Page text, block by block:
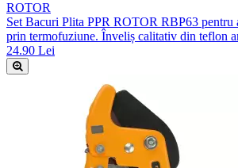
ROTOR
Set Bacuri Plita PPR ROTOR RBP63 pentru
prin termofuziune. Înveliș calitativ din teflon
24.90 Lei